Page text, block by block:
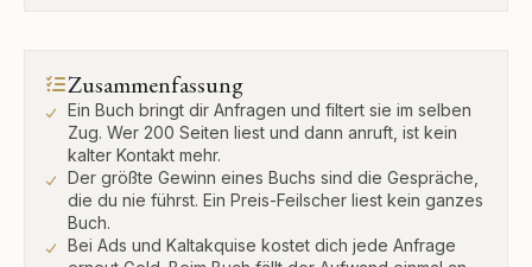
Zusammenfassung
Ein Buch bringt dir Anfragen und filtert sie im selben
Zug. Wer 200 Seiten liest und dann anruft, ist kein
kalter Kontakt mehr.
Der größte Gewinn eines Buchs sind die Gespräche,
die du nie führst. Ein Preis-Feilscher liest kein ganzes
Buch.
Bei Ads und Kaltakquise kostet dich jede Anfrage